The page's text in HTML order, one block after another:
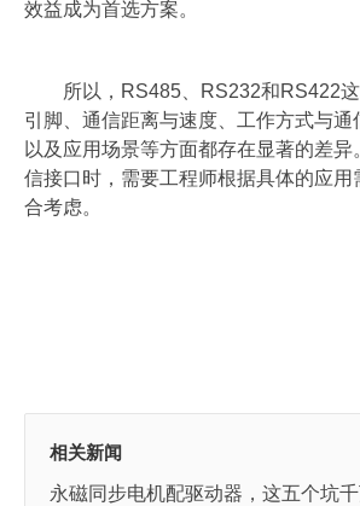
效益成为首选方案。
所以，RS485、RS232和RS422这
引脚、通信距离与速度、工作方式与通
以及应用场景等方面都存在显著的差异
信接口时，需要工程师根据具体的应用
合考虑。
相关新闻
永磁同步电机配驱动器，这五个坑